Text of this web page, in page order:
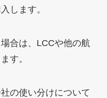
します。
合は、LCCや他の航
す。
の使い分けについて